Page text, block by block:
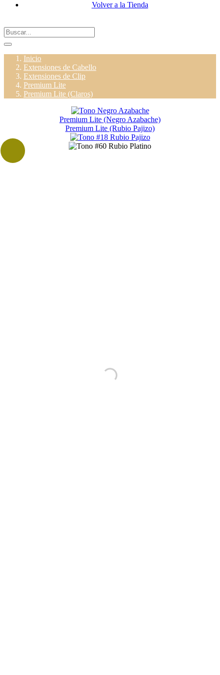
Volver a la Tienda
Inicio
Extensiones de Cabello
Extensiones de Clip
Premium Lite
Premium Lite (Claros)
Premium Lite (Negro Azabache)
Premium Lite (Rubio Pajizo)